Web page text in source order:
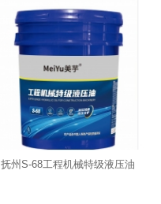
抚州S-68工程机械特级液压油